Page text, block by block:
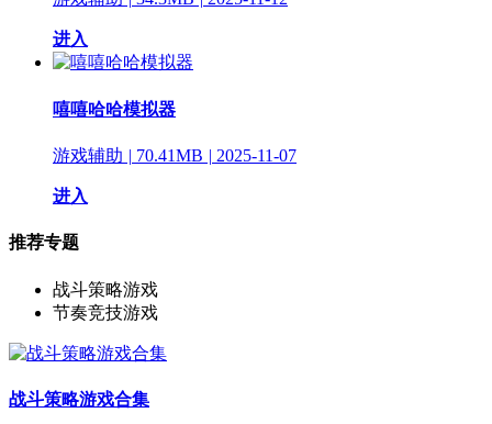
进入
嘻嘻哈哈模拟器
游戏辅助 | 70.41MB | 2025-11-07
进入
推荐专题
战斗策略游戏
节奏竞技游戏
战斗策略游戏合集